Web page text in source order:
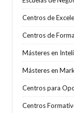
Centros de
Centros de
Másteres en
Másteres en
Centros para
Centros